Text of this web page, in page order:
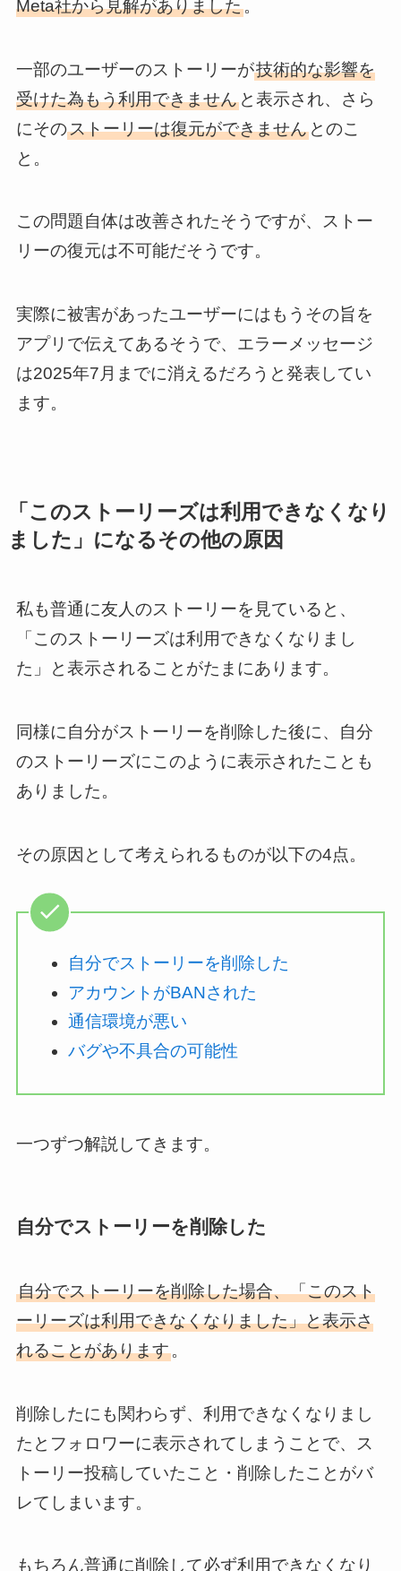
Meta社から見解がありました。
一部のユーザーのストーリーが技術的な影響を
受けた為もう利用できませんと表示され、さら
にそのストーリーは復元ができませんとのこ
と。
この問題自体は改善されたそうですが、ストー
リーの復元は不可能だそうです。
実際に被害があったユーザーにはもうその旨を
アプリで伝えてあるそうで、エラーメッセージ
は2025年7月までに消えるだろうと発表してい
ます。
「このストーリーズは利用できなくなり
ました」になるその他の原因
私も普通に友人のストーリーを見ていると、
「このストーリーズは利用できなくなりまし
た」と表示されることがたまにあります。
同様に自分がストーリーを削除した後に、自分
のストーリーズにこのように表示されたことも
ありました。
その原因として考えられるものが以下の4点。
自分でストーリーを削除した
アカウントがBANされた
通信環境が悪い
バグや不具合の可能性
一つずつ解説してきます。
自分でストーリーを削除した
自分でストーリーを削除した場合、「このスト
ーリーズは利用できなくなりました」と表示さ
れることがあります。
削除したにも関わらず、利用できなくなりまし
たとフォロワーに表示されてしまうことで、ス
トーリー投稿していたこと・削除したことがバ
レてしまいます。
もちろん普通に削除して必ず利用できなくなり